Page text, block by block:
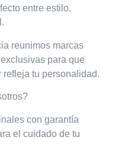
entre estilo,
reunimos marcas
para que
tu personalidad.
con garantía
el cuidado de tu